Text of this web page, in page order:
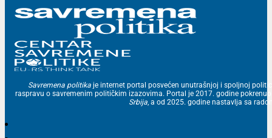
Savremena politika je internet portal posvećen unutrašnjoj i spoljnoj
raspravu o savremenim političkim izazovima. Portal je 2017. godine
Srbija, a od 2025. godine nastavlja sa